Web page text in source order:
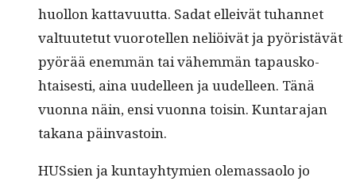
huol­lon kat­tavu­ut­ta. Sadat elleivät tuhan­net
val­tu­ute­tut vuorotellen neliöivät ja pyöristävät
pyörää enem­män tai vähem­män tapausko­
htais­es­ti, aina uudelleen ja uudelleen. Tänä
vuon­na näin, ensi vuon­na toisin. Kun­tara­jan
takana päinvastoin.
HUSsien ja kun­tay­htymien ole­mas­sao­lo jo